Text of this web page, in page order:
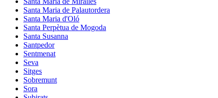
Santa Maria de Palautordera
Santa Maria d'Oló
Santa Perpètua de Mogoda
Santa Susanna
Santpedor
Sentmenat
Seva
Sitges
Sobremunt
Sora